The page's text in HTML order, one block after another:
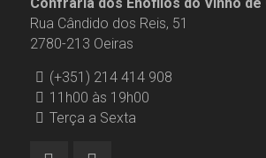
Rua Cândido dos Reis, 51
2780-213 Oeiras
(+351) 214 414 908
11h00 às 19h00
Terça a Sexta